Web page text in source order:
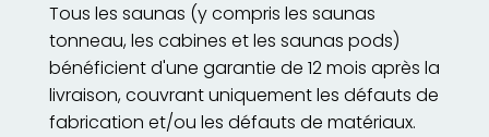
Tous les saunas (y compris les saunas
tonneau, les cabines et les saunas pods)
bénéficient d'une garantie de 12 mois après la
livraison, couvrant uniquement les défauts de
fabrication et/ou les défauts de matériaux.